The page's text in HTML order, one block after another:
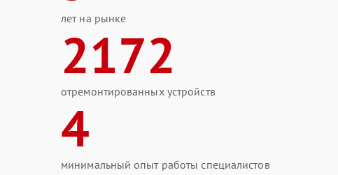
лет на рынке
2172
отремонтированных устройств
4
минимальный опыт работы специалистов